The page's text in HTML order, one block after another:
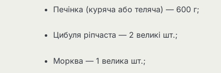
Печінка (куряча або теляча) — 600 г;
Цибуля ріпчаста — 2 великі шт.;
Морква — 1 велика шт.;